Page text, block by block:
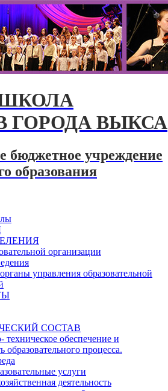
ГОРОДА ВЫКСА
бюджетное учреждение
образования
организации
управления образовательной
СОСТАВ
техническое обеспечение и
образовательного процесса.
услуги
деятельность